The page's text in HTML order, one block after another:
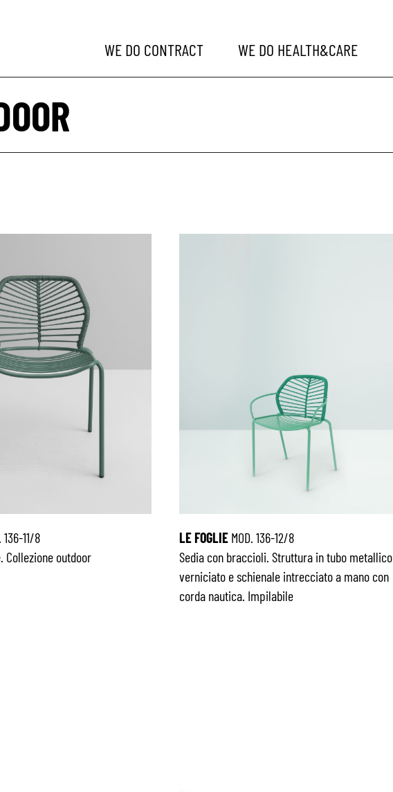
WE DO CONTRACT WE DO HEALTH&CARE
11/8
Collezione outdoor
LE FOGLIEMOD. 136-12/8
Sedia con braccioli. Struttura in tubo metallico
verniciato e schienale intrecciato a mano con
corda nautica. Impilabile